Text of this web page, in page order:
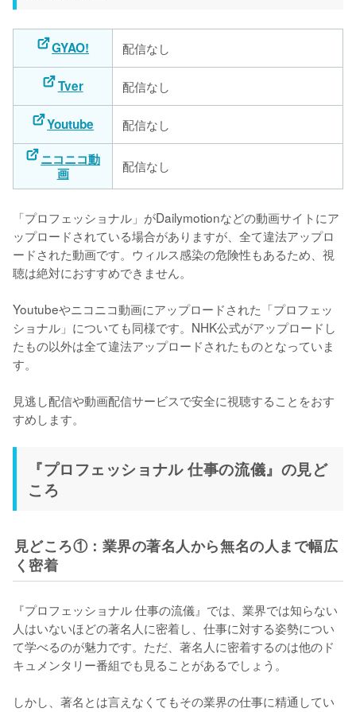
GYAO! 配信なし
Tver 配信なし
Youtube
配信なし
ニコニコ動
画
配信なし
「プロフェッショナル」がDailymotionなどの動画サイトにア
ップロードされている場合がありますが、全て違法アップロ
ードされた動画です。ウィルス感染の危険性もあるため、視
聴は絶対におすすめできません。
Youtubeやニコニコ動画にアップロードされた「プロフェッ
ショナル」についても同様です。NHK公式がアップロードし
たもの以外は全て違法アップロードされたものとなっていま
す。
見逃し配信や動画配信サービスで安全に視聴することをおす
すめします。
『プロフェッショナル 仕事の流儀』の見ど
ころ
見どころ①：業界の著名人から無名の人まで幅広
く密着
『プロフェッショナル 仕事の流儀』では、業界では知らない
人はいないほどの著名人に密着し、仕事に対する姿勢につい
て学べるのが魅力です。ただ、著名人に密着するのは他のド
キュメンタリー番組でも見ることがあるでしょう。
しかし、著名とは言えなくてもその業界の仕事に精通してい